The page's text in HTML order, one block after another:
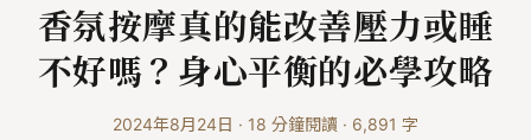
香氛按摩真的能改善壓力或睡
不好嗎？身心平衡的必學攻略
2024年8月24日 · 18 分鐘閱讀 · 6,891 字